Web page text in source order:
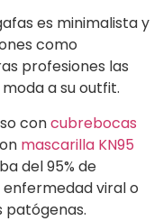
es minimalista y
como
profesiones las
a su outfit.
concubrebocas
mascarilla KN95
del 95% de
viral o